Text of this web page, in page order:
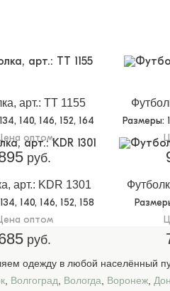
арт.: TT 1155
140, 146, 152, 164
оптом
руб.
Размеры:
арт.: KDR 1301
140, 146, 152, 158
оптом
руб.
одежду в любой населённый
Волгоград Вологда Воронеж